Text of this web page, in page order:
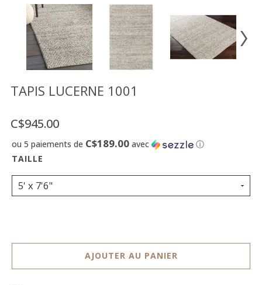
COMPTE
LISTE
DE
SOUHAITS
US
TAPIS LUCERNE 1001
C$945.00
ou 5 paiements de C$189.00 avec ⓘ
5' x 7'6"
AJOUTER AU PANIER